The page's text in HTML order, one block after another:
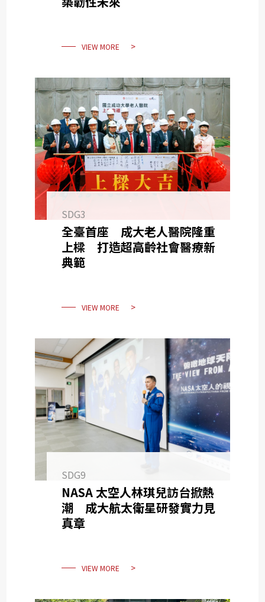
VIEW MORE
SDG3
全臺首座 成大老人醫院隆重
上樑 打造超高齡社會醫療新
典範
VIEW MORE
SDG9
NASA 太空人林琪兒訪台掀熱
潮 成大航太衛星研發實力見
真章
VIEW MORE